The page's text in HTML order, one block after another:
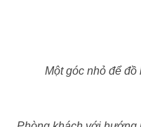
Một góc nhỏ để